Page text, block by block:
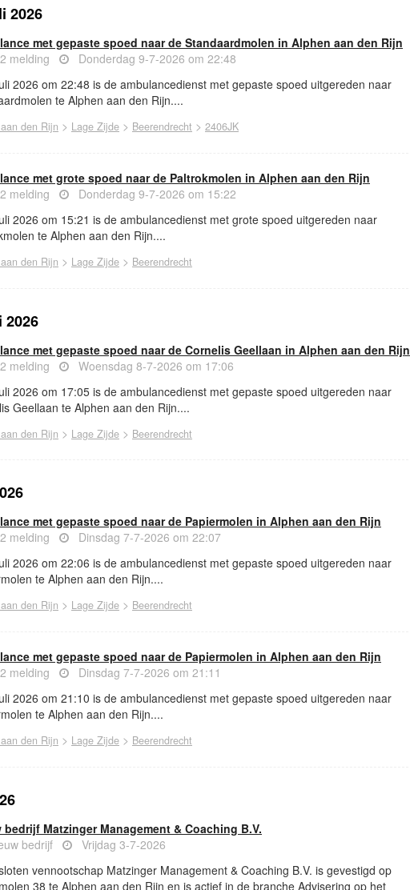
2026
met gepaste spoed naar de Standaardmolen in Alphen aan den Rijn
melding
Donderdag 9-7-2026 om 22:48
2026 om 22:48 is de ambulancedienst met gepaste spoed uitgereden naar
te Alphen aan den Rijn....
den Rijn > Lage Zijde > Beerendrecht > 2406JK
met grote spoed naar de Paltrokmolen in Alphen aan den Rijn
melding
Donderdag 9-7-2026 om 15:22
2026 om 15:21 is de ambulancedienst met grote spoed uitgereden naar
te Alphen aan den Rijn....
den Rijn > Lage Zijde > Beerendrecht
2026
met gepaste spoed naar de Cornelis Geellaan in Alphen aan den Rijn
melding
Woensdag 8-7-2026 om 17:06
2026 om 17:05 is de ambulancedienst met gepaste spoed uitgereden naar
Geellaan te Alphen aan den Rijn....
den Rijn > Lage Zijde > Beerendrecht
met gepaste spoed naar de Papiermolen in Alphen aan den Rijn
melding
Dinsdag 7-7-2026 om 22:07
2026 om 22:06 is de ambulancedienst met gepaste spoed uitgereden naar
te Alphen aan den Rijn....
den Rijn > Lage Zijde > Beerendrecht
met gepaste spoed naar de Papiermolen in Alphen aan den Rijn
melding
Dinsdag 7-7-2026 om 21:11
2026 om 21:10 is de ambulancedienst met gepaste spoed uitgereden naar
te Alphen aan den Rijn....
den Rijn > Lage Zijde > Beerendrecht
bedrijf Matzinger Management & Coaching B.V.
bedrijf
Vrijdag 3-7-2026
vennootschap Matzinger Management & Coaching B.V. is gevestigd op
38 te Alphen aan den Rijn en is actief in de branche Advisering op het